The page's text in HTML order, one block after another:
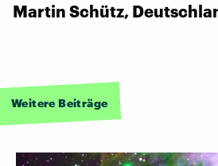
Martin Schütz,
Weitere Beiträge